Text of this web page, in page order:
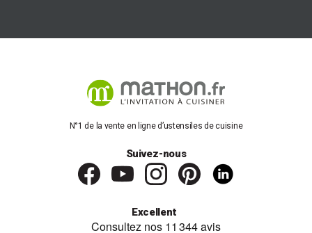
N°1 de la vente en ligne d’ustensiles de cuisine
Suivez-nous
Excellent